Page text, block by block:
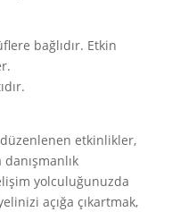
bağlıdır. Etkin
düzenlenen etkinlikler,
yolculuğunuzda
açığa çıkartmak,